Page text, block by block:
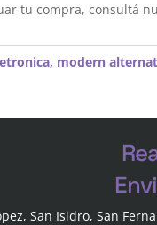
tu compra, consultá
, modern
San Isidro, San